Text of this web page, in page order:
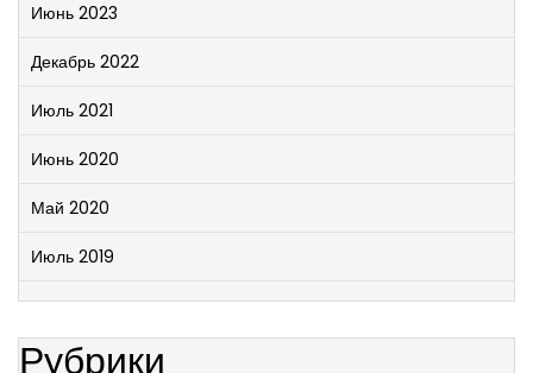
Июнь 2023
Декабрь 2022
Июль 2021
Июнь 2020
Май 2020
Июль 2019
Рубрики